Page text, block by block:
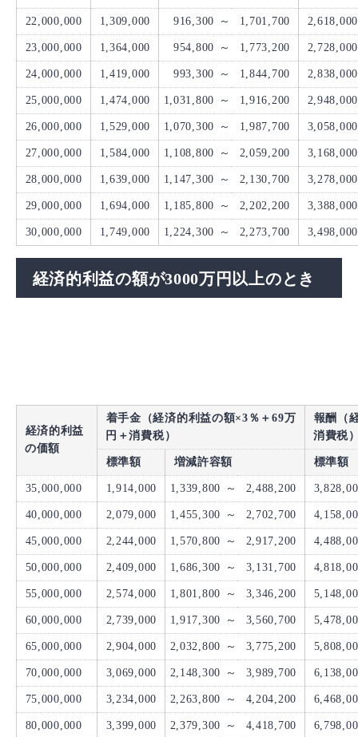
22,000,000 1,309,000 916,300 ～ 1,701,700 2,618,000
23,000,000 1,364,000 954,800 ～ 1,773,200 2,728,000
24,000,000 1,419,000 993,300 ～ 1,844,700 2,838,000
25,000,000 1,474,000 1,031,800 ～ 1,916,200 2,948,000
26,000,000 1,529,000 1,070,300 ～ 1,987,700 3,058,000
27,000,000 1,584,000 1,108,800 ～ 2,059,200 3,168,000
28,000,000 1,639,000 1,147,300 ～ 2,130,700 3,278,000
29,000,000 1,694,000 1,185,800 ～ 2,202,200 3,388,000
30,000,000 1,749,000 1,224,300 ～ 2,273,700 3,498,000
経済的利益の額が3000万円以上のとき
経済的利益
の価額
着手金（経済的利益の額×3％＋69万
円＋消費税）
報酬（
消費税
標準額 増減許容額 標準額
35,000,000 1,914,000 1,339,800 ～ 2,488,200
40,000,000 2,079,000 1,455,300 ～ 2,702,700
45,000,000 2,244,000 1,570,800 ～ 2,917,200
50,000,000 2,409,000 1,686,300 ～ 3,131,700
55,000,000 2,574,000 1,801,800 ～ 3,346,200
60,000,000 2,739,000 1,917,300 ～ 3,560,700
65,000,000 2,904,000 2,032,800 ～ 3,775,200
70,000,000 3,069,000 2,148,300 ～ 3,989,700
75,000,000 3,234,000 2,263,800 ～ 4,204,200
80,000,000 3,399,000 2,379,300 ～ 4,418,700